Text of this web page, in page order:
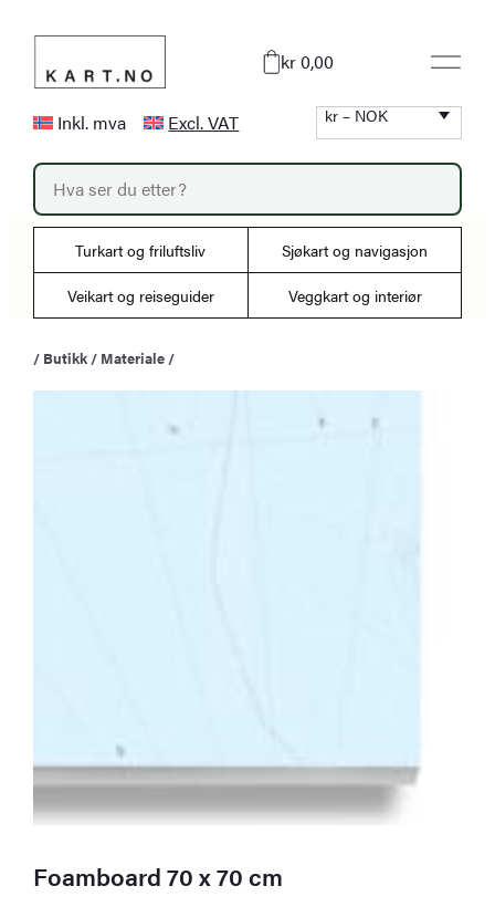
innhold
kr 0,00
Inkl. mva Excl. VAT kr – NOK
P
o
d
t
r
Turkart og friluftsliv Sjøkart og navigasjon
Veikart og reiseguider Veggkart og interiør
/ Butikk / Materiale /
Foamboard 70 x 70 cm